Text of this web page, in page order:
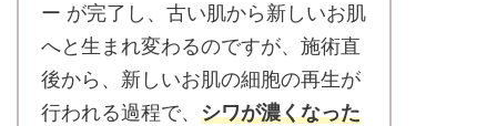
ー が完了し、古い肌から新しいお肌
へと生まれ変わるのですが、施術直
後から、新しいお肌の細胞の再生が
行われる過程で、 シワが濃くなった